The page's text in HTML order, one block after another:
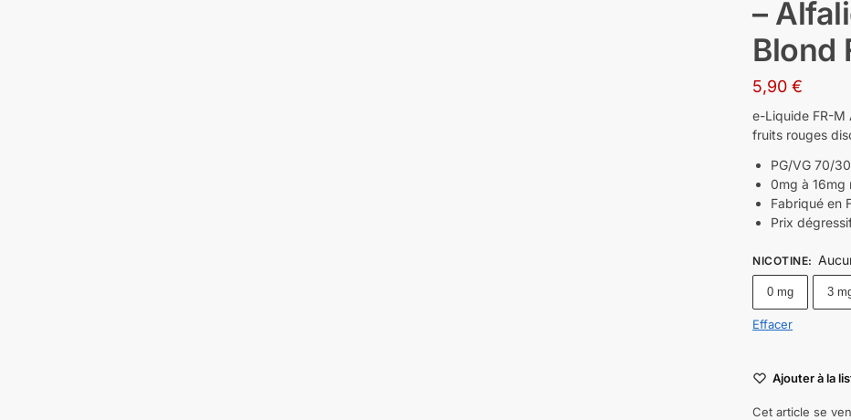
–
Blond
5,90€
e-Liquide FR-M
fruits rouges
PG/VG 70/
0mg à 16mg
Fabriqué en
Prix
NICOTINE:
0 mg 3
Effacer
Ajouter à la
Cet article se